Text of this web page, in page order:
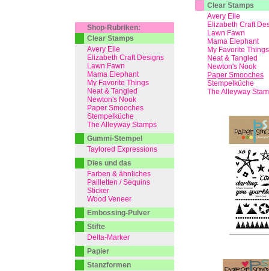
Clear Stamps
Avery Elle
Elizabeth Craft
Lawn Fawn
Mama Elephant
My Favorite Things
Neat & Tangled
Newton's Nook
Paper Smooches
Stempelküche
The Alleyway
Shop-Rubriken:
Clear Stamps
Avery Elle
Elizabeth Craft Designs
Lawn Fawn
Mama Elephant
My Favorite Things
Neat & Tangled
Newton's Nook
Paper Smooches
Stempelküche
The Alleyway Stamps
Gummi-Stempel
Taylored Expressions
Dies und das
Farben & ähnliches
Pailletten / Sequins
Sticker
Wood Veneer
Embossing-Pulver
Stifte
Delta-Marker
Papier
Stanzformen